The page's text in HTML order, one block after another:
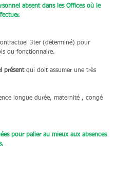
absent dans les Offices où le
3ter (déterminé) pour
ou fonctionnaire.
présent qui doit assumer une très
longue durée, maternité , congé
pour palier au mieux aux absences